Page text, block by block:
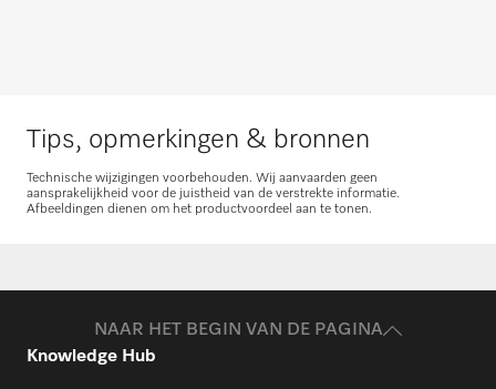
Tips, opmerkingen & bronnen
Technische wijzigingen voorbehouden. Wij aanvaarden geen
aansprakelijkheid voor de juistheid van de verstrekte informatie.
Afbeeldingen dienen om het productvoordeel aan te tonen.
NAAR HET BEGIN VAN DE PAGINA
Knowledge Hub